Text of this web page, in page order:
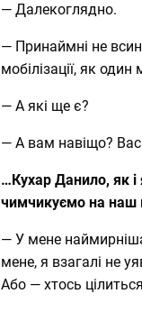
— Далекоглядно.
— Принаймні не
мобілізації, як
— А які ще є?
— А вам навіщо?
…Кухар Данило, як і
чимчикуємо на наш
— У мене
мене, я взагалі не
Або — хтось